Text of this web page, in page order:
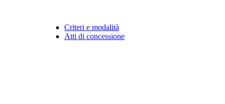
Criteri e modalità
Atti di concessione